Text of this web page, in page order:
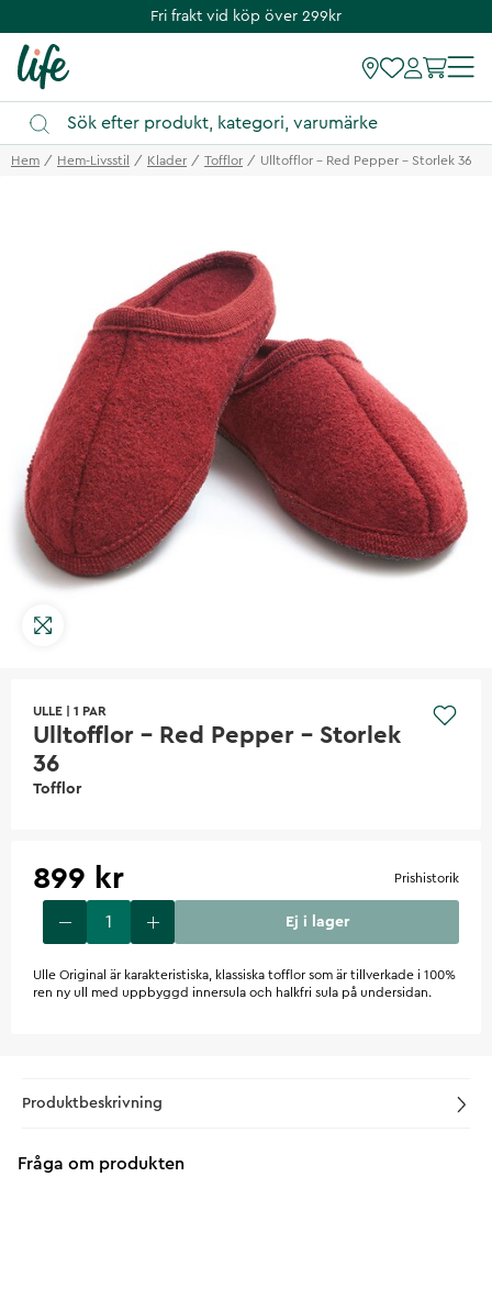
Fri frakt vid köp över 299kr
Hem Hem-Livsstil Klader Tofflor Ulltofflor - Red Pepper - Storlek 36
ULLE 1 PAR
Ulltofflor - Red Pepper - Storlek
36
Tofflor
899 kr Prishistorik
Ej i lager
Ulle Original är karakteristiska, klassiska tofflor som är tillverkade i 100%
ren ny ull med uppbyggd innersula och halkfri sula på undersidan.
Produktbeskrivning
Fråga om produkten